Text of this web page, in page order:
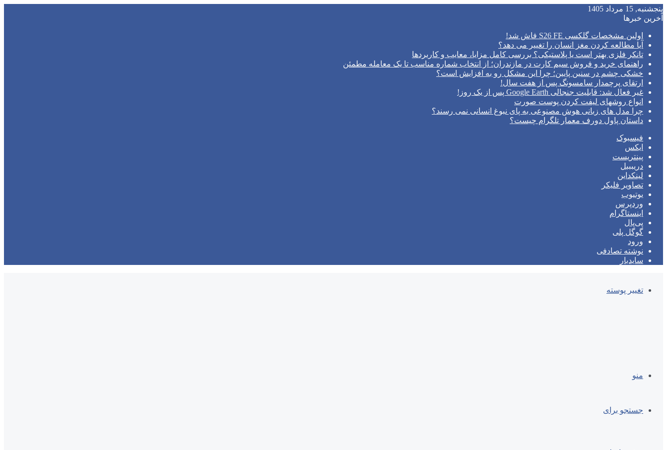
پنجشنبه, 15 مرداد 1405
آخرین خبرها
اولین مشخصات گلکسی S26 FE فاش شد!
آیا مطالعه کردن مغز انسان را تغییر می‌ دهد؟
تانکر فلزی بهتر است یا پلاستیکی؟ بررسی کامل مزایا، معایب و کاربردها
راهنمای خرید و فروش سیم کارت در مازندران؛ از انتخاب شماره مناسب تا یک معامله مطمئن
خشکی چشم در سنین پایین؛ چرا این مشکل رو به افزایش است؟
ارتقای پرچمدار سامسونگ پس از هفت سال!
غیر فعال شد: قابلیت جنجالی Google Earth پس از یک روز!
انواع روشهای لیفت کردن پوست صورت
چرا مدل‌ های زبانی هوش مصنوعی به پای نبوغ انسانی نمی‌ رسند؟
داستان پاول دورف معمار تلگرام چیست؟
فیسبوک
ایکس
پینتریست
دریبببل
لینکداین
تصاویر فلیکر
یوتیوب
وردپرس
اینستاگرام
پی‌پال
گوگل پلی
ورود
نوشته تصادفی
سایدبار
تغییر پوسته
منو
جستجو برای